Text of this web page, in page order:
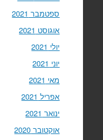
ספטמבר 2021
אוגוסט 2021
יולי 2021
יוני 2021
מאי 2021
אפריל 2021
ינואר 2021
אוקטובר 2020